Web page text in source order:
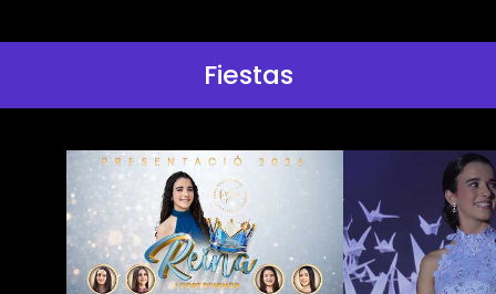
Fiestas